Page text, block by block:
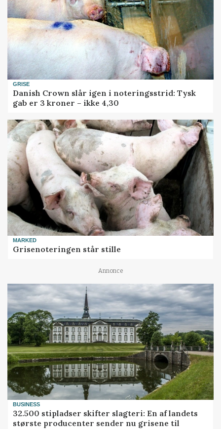
GRISE
Danish Crown slår igen i noteringsstrid: Tysk
gab er 3 kroner – ikke 4,30
MARKED
Grisenoteringen står stille
Annonce
BUSINESS
32.500 stipladser skifter slagteri: En af landets
største producenter sender nu grisene til